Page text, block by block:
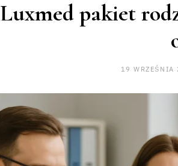
Luxmed pakiet
19 WRZEŚNIA